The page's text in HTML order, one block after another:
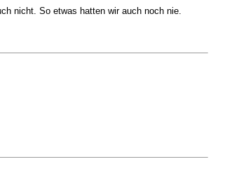
nicht. So etwas hatten wir auch noch nie.